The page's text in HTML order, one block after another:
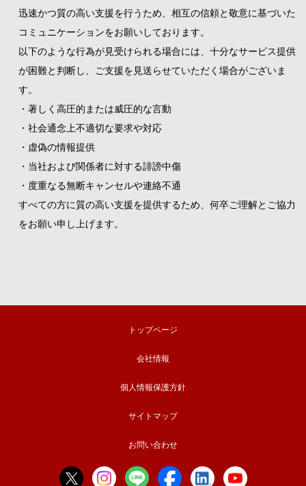
迅速かつ質の高い支援を行うため、相互の信頼と敬意に基づいた
コミュニケーションをお願いしております。
以下のような行為が見受けられる場合には、十分なサービス提供
が困難と判断し、ご支援を見送らせていただく場合がございま
す。
・著しく高圧的または威圧的な言動
・社会通念上不適切な要求や対応
・虚偽の情報提供
・当社および関係者に対する誹謗中傷
・度重なる無断キャンセルや連絡不通
すべての方に質の高い支援を提供するため、何卒ご理解とご協力
をお願い申し上げます。
トップページ
会社情報
個人情報保護方針
サイトマップ
お問い合わせ